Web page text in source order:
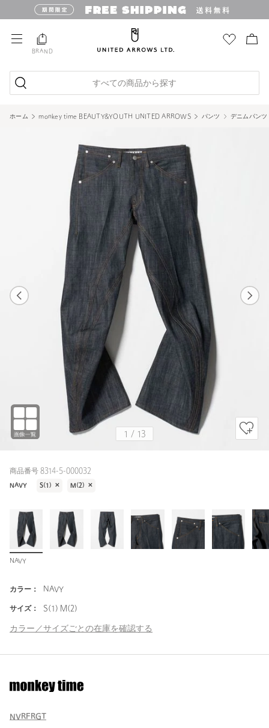
BRAND
すべての商品から探す
ホーム monkey time BEAUTY&YOUTH UNITED ARROWS パンツ デニムパンツ
1 / 13
商品番号 8314-5-000032
NAVY S(1) ✕ M(2) ✕
NAVY
カラー： NAVY
サイズ： S(1) M(2)
カラー／サイズごとの在庫を確認する
NVRFRGT
1